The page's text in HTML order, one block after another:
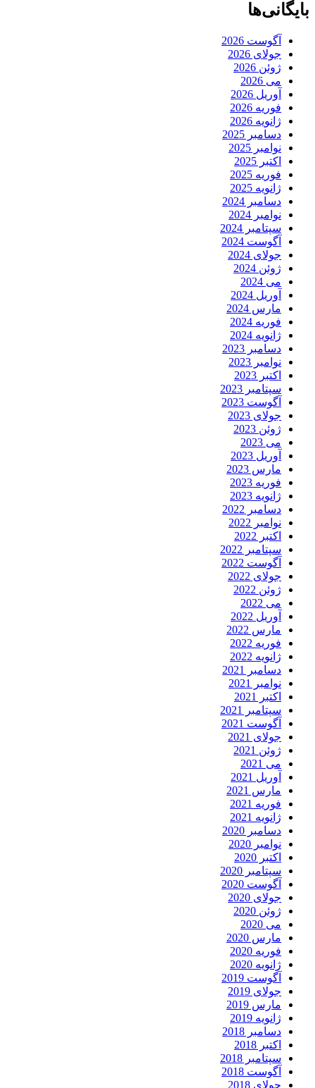
بایگانی‌ها
آگوست 2026
جولای 2026
ژوئن 2026
می 2026
آوریل 2026
فوریه 2026
ژانویه 2026
دسامبر 2025
نوامبر 2025
اکتبر 2025
فوریه 2025
ژانویه 2025
دسامبر 2024
نوامبر 2024
سپتامبر 2024
آگوست 2024
جولای 2024
ژوئن 2024
می 2024
آوریل 2024
مارس 2024
فوریه 2024
ژانویه 2024
دسامبر 2023
نوامبر 2023
اکتبر 2023
سپتامبر 2023
آگوست 2023
جولای 2023
ژوئن 2023
می 2023
آوریل 2023
مارس 2023
فوریه 2023
ژانویه 2023
دسامبر 2022
نوامبر 2022
اکتبر 2022
سپتامبر 2022
آگوست 2022
جولای 2022
ژوئن 2022
می 2022
آوریل 2022
مارس 2022
فوریه 2022
ژانویه 2022
دسامبر 2021
نوامبر 2021
اکتبر 2021
سپتامبر 2021
آگوست 2021
جولای 2021
ژوئن 2021
می 2021
آوریل 2021
مارس 2021
فوریه 2021
ژانویه 2021
دسامبر 2020
نوامبر 2020
اکتبر 2020
سپتامبر 2020
آگوست 2020
جولای 2020
ژوئن 2020
می 2020
مارس 2020
فوریه 2020
ژانویه 2020
آگوست 2019
جولای 2019
مارس 2019
ژانویه 2019
دسامبر 2018
اکتبر 2018
سپتامبر 2018
آگوست 2018
جولای 2018